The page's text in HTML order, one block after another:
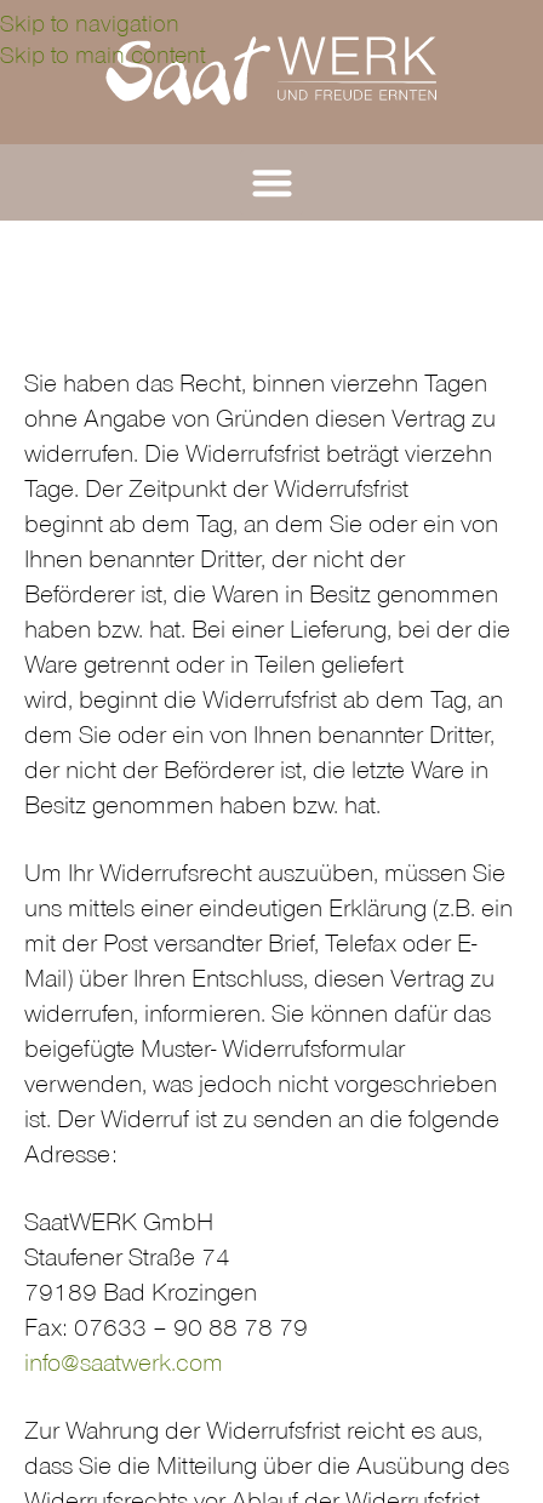
Skip to navigation
Skip to main content
Sie haben das Recht, binnen vierzehn Tagen
ohne Angabe von Gründen diesen Vertrag zu
widerrufen. Die Widerrufsfrist beträgt vierzehn
Tage. Der Zeitpunkt der Widerrufsfrist
beginnt ab dem Tag, an dem Sie oder ein von
Ihnen benannter Dritter, der nicht der
Beförderer ist, die Waren in Besitz genommen
haben bzw. hat. Bei einer Lieferung, bei der die
Ware getrennt oder in Teilen geliefert
wird, beginnt die Widerrufsfrist ab dem Tag, an
dem Sie oder ein von Ihnen benannter Dritter,
der nicht der Beförderer ist, die letzte Ware in
Besitz genommen haben bzw. hat.
Um Ihr Widerrufsrecht auszuüben, müssen Sie
uns mittels einer eindeutigen Erklärung (z.B. ein
mit der Post versandter Brief, Telefax oder E-
Mail) über Ihren Entschluss, diesen Vertrag zu
widerrufen, informieren. Sie können dafür das
beigefügte Muster- Widerrufsformular
verwenden, was jedoch nicht vorgeschrieben
ist. Der Widerruf ist zu senden an die folgende
Adresse:
SaatWERK GmbH
Staufener Straße 74
79189 Bad Krozingen
Fax: 07633 – 90 88 78 79
info@saatwerk.com
Zur Wahrung der Widerrufsfrist reicht es aus,
dass Sie die Mitteilung über die Ausübung des